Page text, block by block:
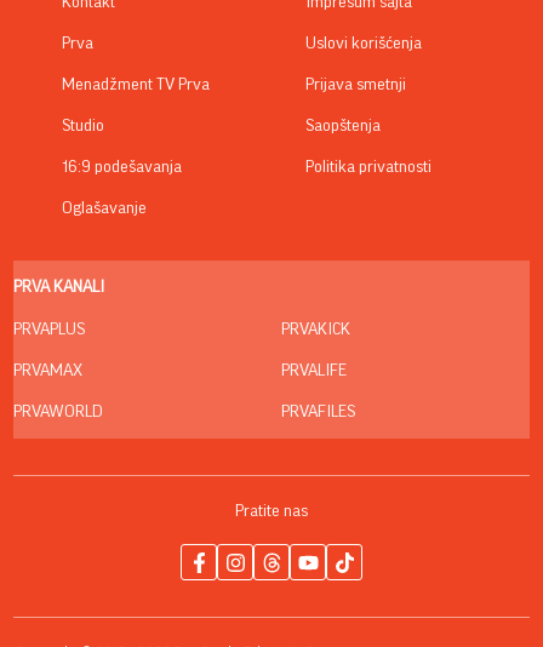
Prva
Menadžment TV Prva
Studio
16:9 podešavanja
Oglašavanje
Uslovi korišćenja
Prijava smetnji
Saopštenja
Politika privatnosti
PRVA KANALI
PRVAPLUS
PRVAMAX
PRVAWORLD
PRVAKICK
PRVALIFE
PRVAFILES
Pratite nas